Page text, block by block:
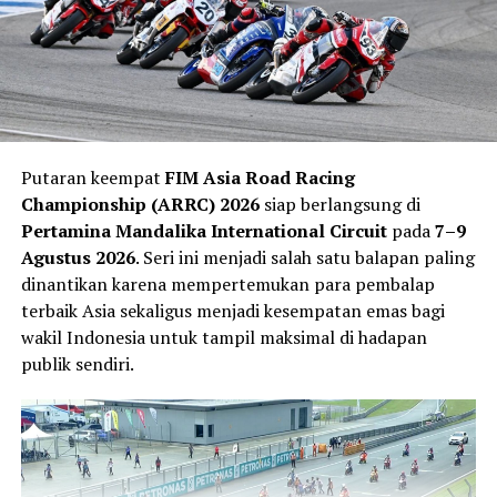
bahwagaya dan performa bisa bersatu dalam satu
tarikan gas.
RELATED TOPICS: MEDIA OTOMOTIF INDONESIA
MOTOR
NGASPAL TV
UP NEXT
Yamaha EC-06 Resmi Meluncur: Skutik Listrik Stylish
dengan Jarak Tempuh 160 Km, Siap Jadi Primadona Baru
Harian!
DON'T MISS
Yamaha Aerox E Resmi Hadir di India — Awal Era Baru
Skuter Listrik Berjiwa Balap!
Veda mengaku jeda musim dimanfaatkannya untuk
memulihkan kondisi fisik sekaligus mempersiapkan diri
menghadapi paruh kedua musim. Ia merasa hasil positif
di Sachsenring memberikan tambahan kepercayaan diri
“Balapan terakhir di Jerman memberi saya lebih banyak
kepercayaan diri karena kami kembali menunjukkan
Putaran keempatFIM Asia Road Racing
Championship (ARRC) 2026siap berlangsung di
Pertamina Mandalika International Circuitpada7–9
Agustus 2026. Seri ini menjadi salah satu balapan paling
dinantikan karena mempertemukan para pembalap
terbaik Asia sekaligus menjadi kesempatan emas bagi
wakil Indonesia untuk tampil maksimal di hadapan
publik sendiri.